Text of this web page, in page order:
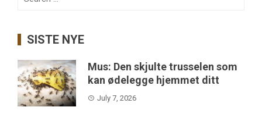
SISTE NYE
Mus: Den skjulte trusselen som
kan ødelegge hjemmet ditt
July 7, 2026